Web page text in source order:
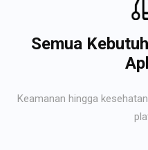
Semua
Keamanan hingga